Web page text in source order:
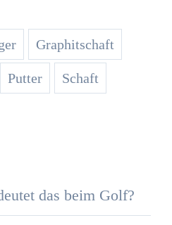
Graphitschaft
Putter Schaft
das beim Golf?